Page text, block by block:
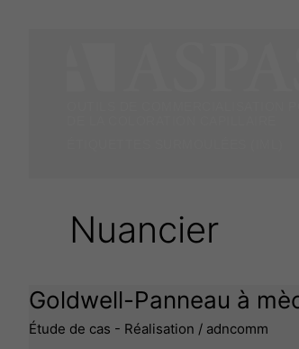
Nuancier
Goldwell-Panneau à
Étude de cas - Réalisation / adncomm
Goldwell-
Panneau
à